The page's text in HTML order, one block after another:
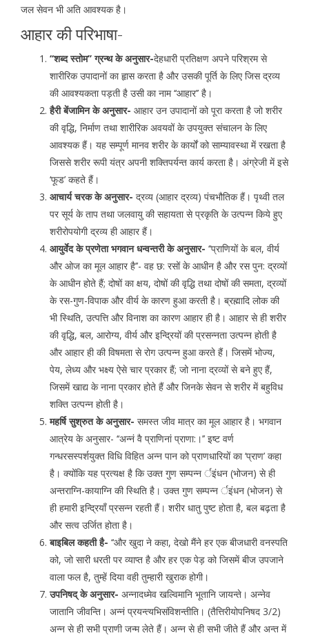
जल सेवन भी अति आवश्यक है।
आहार की परिभाषा-
‘‘शब्द स्तोम’’ ग्रन्थ के अनुसार-देहधारी प्रतिक्षण अपने परिश्रम से
शारीरिक उपादानों का हृास करता है और उसकी पूर्ति के लिए जिस द्रव्य
की आवश्यकता पड़ती है उसी का नाम ‘‘आहार’’ है।
हैरी बेंजामिन के अनुसार- आहार उन उपादानों को पूरा करता है जो शरीर
की वृद्धि, निर्माण तथा शारीरिक अवयवों के उपयुक्त संचालन के लिए
आवश्यक हैं। यह सम्पूर्ण मानव शरीर के कार्यों को साम्यावस्था में रखता है
जिससे शरीर रूपी यंत्र अपनी शक्तिपर्यन्त कार्य करता है। अंग्रेजी में इसे
‘फूड’ कहते हैं।
आचार्य चरक के अनुसार- द्रव्य (आहार द्रव्य) पंचभौतिक हैं। पृथ्वी तल
पर सूर्य के ताप तथा जलवायु की सहायता से प्रकृति के उत्पन्न किये हुए
शरीरोपयोगी द्रव्य ही आहार हैं।
आयुर्वेद के प्रणेता भगवान धन्वन्तरी के अनुसार- ‘‘प्राणियों के बल, वीर्य
और ओज का मूल आहार है’’- वह छ: रसों के आधीन है और रस पुन: द्रव्यों
के आधीन होते हैं; दोषों का क्षय, दोषों की वृद्धि तथा दोषों की समता, द्रव्यों
के रस-गुण-विपाक और वीर्य के कारण हुआ करती है। ब्रह्मादि लोक की
भी स्थिति, उत्पत्ति और विनाश का कारण आहार ही है। आहार से ही शरीर
की वृद्धि, बल, आरोग्य, वीर्य और इन्द्रियों की प्रसन्नता उत्पन्न होती है
और आहार ही की विषमता से रोग उत्पन्न हुआ करते हैं। जिसमें भोज्य,
पेय, लेध्य और भक्ष्य ऐसे चार प्रकार हैं; जो नाना द्रव्यों से बने हुए हैं,
जिसमें खाद्य के नाना प्रकार होते हैं और जिनके सेवन से शरीर में बहुविध
शक्ति उत्पन्न होती है।
महर्षि सुश्रुत के अनुसार- समस्त जीव मात्र का मूल आहार है। भगवान
आत्रेय के अनुसार- ‘‘अन्नं वै प्राणिनां प्राणा:।’’ इष्ट वर्ण
गन्धरसस्पर्शयुक्त विधि विहित अन्न पान को प्राणधारियों का ‘प्राण’ कहा
है। क्योंकि यह प्रत्यक्ष है कि उक्त गुण सम्पन्न र्इंधन (भोजन) से ही
अन्तराग्नि-कायाग्नि की स्थिति है। उक्त गुण सम्पन्न र्इंधन (भोजन) से
ही हमारी इन्द्रियाँ प्रसन्न रहती हैं। शरीर धातु पुष्ट होता है, बल बढ़ता है
और सत्व उर्जित होता है।
बाइबिल कहती है- ‘‘और खुदा ने कहा, देखो मैंने हर एक बीजधारी वनस्पति
को, जो सारी धरती पर व्याप्त है और हर एक पेड़ को जिसमें बीज उपजाने
वाला फल है, तुम्हें दिया वही तुम्हारी खुराक होगी।
उपनिषद् के अनुसार- अन्नादध्मेव खल्विमानि भूतानि जायन्ते। अन्नेव
जातानि जीवन्ति। अन्नं प्रयन्त्यभिसंविशन्तीति। (तैत्तिरीयोपनिषद 3/2)
अन्न से ही सभी प्राणी जन्म लेते हैं। अन्न से ही सभी जीते हैं और अन्त में